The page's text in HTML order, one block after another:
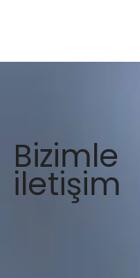
Bizimle
iletişim